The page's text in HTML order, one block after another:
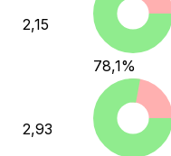
2,15
78,1%
2,93